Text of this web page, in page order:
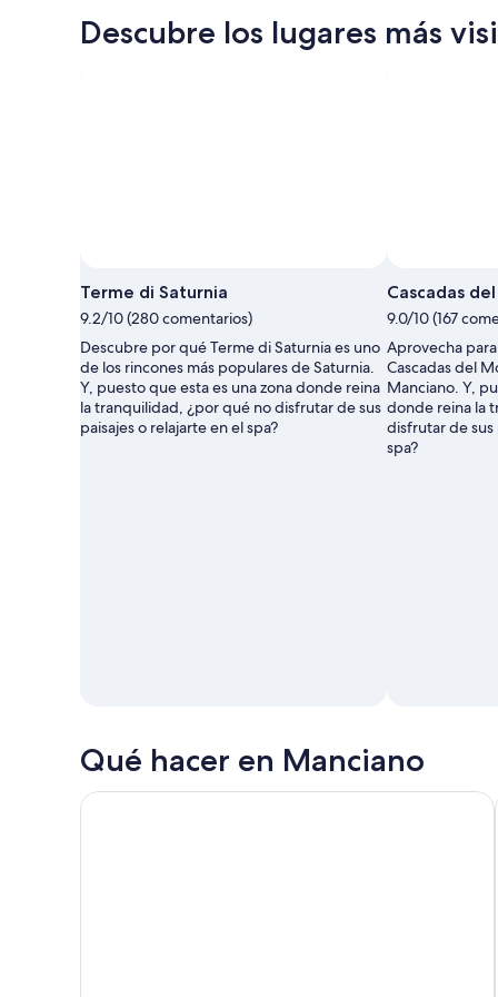
Descubre los lugares más
Terme di Saturnia
9.2/10 (280 comentarios)
Descubre por qué Terme di Saturnia es uno
de los rincones más populares de Saturnia.
Y, puesto que esta es una zona donde reina
la tranquilidad, ¿por qué no disfrutar de sus
paisajes o relajarte en el spa?
Cascadas
9.0/10 (167
Aprovecha
Cascadas del
Manciano. Y,
donde reina la
disfrutar de sus
spa?
Qué hacer en Manciano
Picnic Natural Maliosa